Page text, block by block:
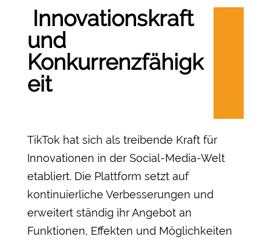
Innovationskraft
und
Konkurrenzfähigk
eit
TikTok hat sich als treibende Kraft für
Innovationen in der Social-Media-Welt
etabliert. Die Plattform setzt auf
kontinuierliche Verbesserungen und
erweitert ständig ihr Angebot an
Funktionen, Effekten und Möglichkeiten